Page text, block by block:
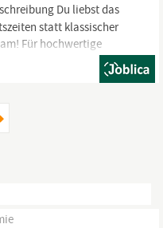
Du liebst das
statt klassischer
Für hochwertige
suchen wir in
in Vollzeit mit